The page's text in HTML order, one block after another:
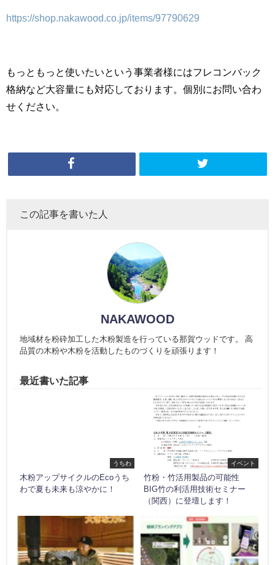
https://shop.nakawood.co.jp/items/97790629
もっともっと使いたいという事業者様にはフレコンバック
格納など大容量にも対応しております。個別にお問い合わ
せください。
この記事を書いた人
NAKAWOOD
地域材を粉砕加工した木粉製造を行っている那賀ウッドです。 高
品質の木粉や木粉を活動したものづくりを頑張ります！
最近書いた記事
うちわ
木粉アップサイクルのEcoうち
わで夏も未来も涼やかに！
イベント
竹粉・竹活用製品の可能性
BIG竹の利活用技術セミナー
（関西）に登壇します！